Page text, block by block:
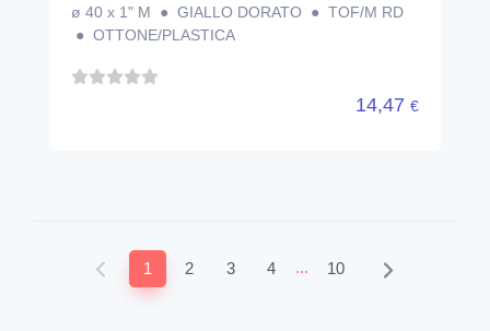
ø 40 x 1" M ● GIALLO DORATO ● TOF/M RD
● OTTONE/PLASTICA
14,47 €
1 2 3 4 ... 10